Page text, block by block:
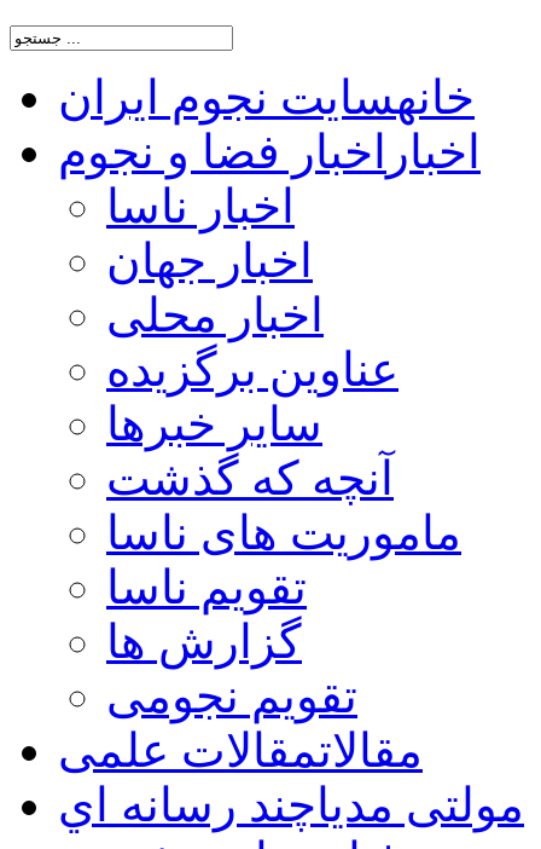
خانهسایت نجوم ایران
اخبار اخبار فضا و نجوم
اخبار ناسا
اخبار جهان
اخبار محلی
عناوین برگزیده
سایر خبرها
آنچه که گذشت
ماموریت های ناسا
تقویم ناسا
گزارش ها
تقویم نجومی
مقالاتمقالات علمی
مولتی مدیاچند رسانه اي